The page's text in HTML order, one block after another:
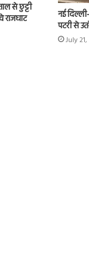
से छुट्टी
नई
पटरी से
July